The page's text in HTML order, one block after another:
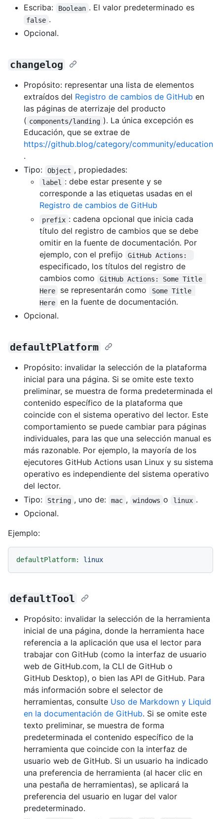
Escriba: Boolean . El valor predeterminado es
false .
Opcional.
changelog
Propósito: representar una lista de elementos
extraídos del Registro de cambios de GitHub en
las páginas de aterrizaje del producto
( components/landing ). La única excepción es
Educación, que se extrae de
https://github.blog/category/community/education
.
Tipo:
Object , propiedades:
label
: debe estar presente y se
corresponde a las etiquetas usadas en el
Registro de cambios de GitHub
prefix : cadena opcional que inicia cada
título del registro de cambios que se debe
omitir en la fuente de documentación. Por
ejemplo, con el prefijo
GitHub Actions:
especificado, los títulos del registro de
cambios como
GitHub Actions: Some Title
Here
se representarán como
Some Title
Here
en la fuente de documentación.
Opcional.
defaultPlatform
Propósito: invalidar la selección de la plataforma
inicial para una página. Si se omite este texto
preliminar, se muestra de forma predeterminada el
contenido específico de la plataforma que
coincide con el sistema operativo del lector. Este
comportamiento se puede cambiar para páginas
individuales, para las que una selección manual es
más razonable. Por ejemplo, la mayoría de los
ejecutores GitHub Actions usan Linux y su sistema
operativo es independiente del sistema operativo
del lector.
Tipo:
String , uno de: mac , windows o linux .
Opcional.
Ejemplo:
defaultPlatform: linux
defaultTool
Propósito: invalidar la selección de la herramienta
inicial de una página, donde la herramienta hace
referencia a la aplicación que usa el lector para
trabajar con GitHub (como la interfaz de usuario
web de GitHub.com, la CLI de GitHub o
GitHub Desktop), o bien las API de GitHub. Para
más información sobre el selector de
herramientas, consulte Uso de Markdown y Liquid
en la documentación de GitHub. Si se omite este
texto preliminar, se muestra de forma
predeterminada el contenido específico de la
herramienta que coincide con la interfaz de
usuario web de GitHub. Si un usuario ha indicado
una preferencia de herramienta (al hacer clic en
una pestaña de herramientas), se aplicará la
preferencia del usuario en lugar del valor
predeterminado.